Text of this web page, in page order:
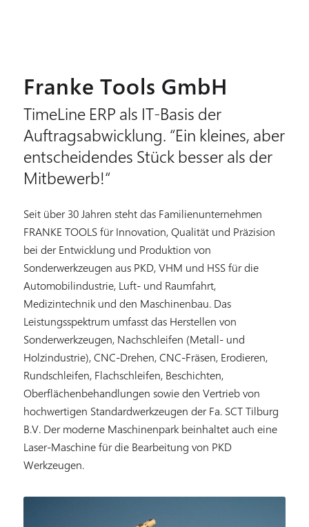
Franke Tools GmbH
TimeLine ERP als IT-Basis der
Auftragsabwicklung. “Ein kleines, aber
entscheidendes Stück besser als der
Mitbewerb!“
Seit über 30 Jahren steht das Familienunternehmen
FRANKE TOOLS für Innovation, Qualität und Präzision
bei der Entwicklung und Produktion von
Sonderwerkzeugen aus PKD, VHM und HSS für die
Automobilindustrie, Luft- und Raumfahrt,
Medizintechnik und den Maschinenbau. Das
Leistungsspektrum umfasst das Herstellen von
Sonderwerkzeugen, Nachschleifen (Metall- und
Holzindustrie), CNC-Drehen, CNC-Fräsen, Erodieren,
Rundschleifen, Flachschleifen, Beschichten,
Oberflächenbehandlungen sowie den Vertrieb von
hochwertigen Standardwerkzeugen der Fa. SCT Tilburg
B.V. Der moderne Maschinenpark beinhaltet auch eine
Laser-Maschine für die Bearbeitung von PKD
Werkzeugen.